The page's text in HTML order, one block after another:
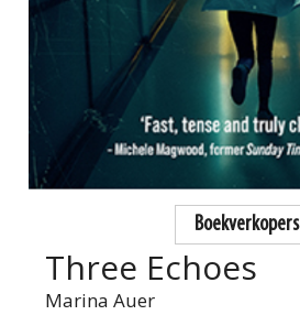
Boekverkopers
Three Echoes
Marina Auer